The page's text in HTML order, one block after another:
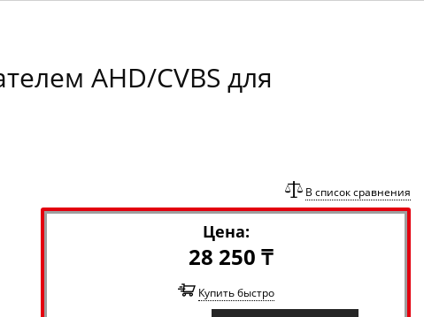
AHD/CVBS для
В список сравнения
Цена:
28 250 ₸
Купить быстро